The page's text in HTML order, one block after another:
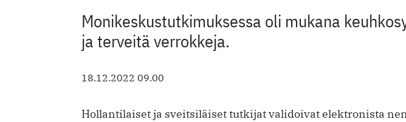
Monikeskustutkimuksessa oli mukana
ja terveitä verrokkeja.
18.12.2022 09.00
Hollantilaiset ja sveitsiläiset tutkijat validoivat elektronista